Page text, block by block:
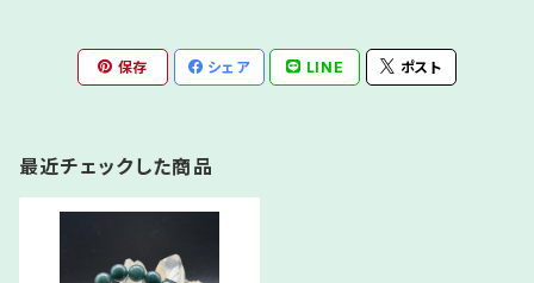
保存 シェア LINE ポスト
最近チェックした商品